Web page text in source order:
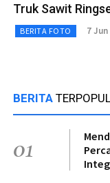
Truk Sawit
BERITA FOTO 7
BERITA
01